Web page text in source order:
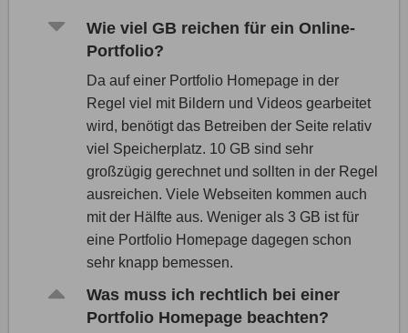
Wie viel GB reichen für ein Online-
Portfolio?
Da auf einer Portfolio Homepage in der
Regel viel mit Bildern und Videos gearbeitet
wird, benötigt das Betreiben der Seite relativ
viel Speicherplatz. 10 GB sind sehr
großzügig gerechnet und sollten in der Regel
ausreichen. Viele Webseiten kommen auch
mit der Hälfte aus. Weniger als 3 GB ist für
eine Portfolio Homepage dagegen schon
sehr knapp bemessen.
Was muss ich rechtlich bei einer
Portfolio Homepage beachten?